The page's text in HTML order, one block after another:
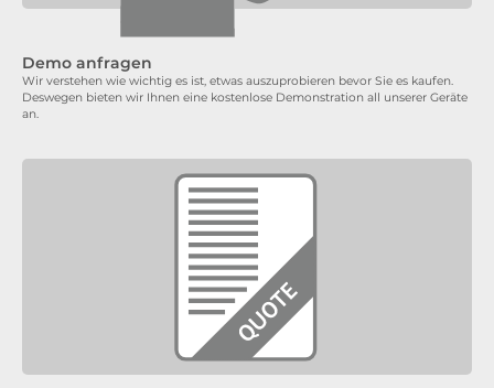
Demo anfragen
Wir verstehen wie wichtig es ist, etwas auszuprobieren bevor Sie es kaufen.
Deswegen bieten wir Ihnen eine kostenlose Demonstration all unserer Geräte
an.